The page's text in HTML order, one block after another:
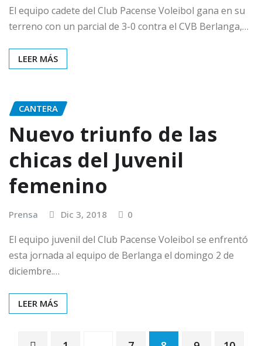
El equipo cadete del Club Pacense Voleibol gana en su
terreno con un parcial de 3-0 contra el CVB Berlanga,…
LEER MÁS
CANTERA
Nuevo triunfo de las
chicas del Juvenil
femenino
Prensa Dic 3, 2018 0
El equipo juvenil del Club Pacense Voleibol se enfrentó
esta jornada al equipo de Berlanga el domingo 2 de
diciembre.…
LEER MÁS